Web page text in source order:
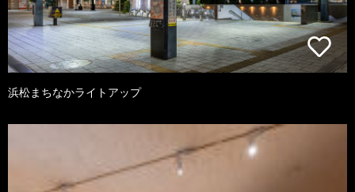
浜松まちなかライトアップ